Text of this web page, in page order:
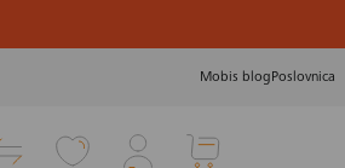
Mobis blog Poslovnica